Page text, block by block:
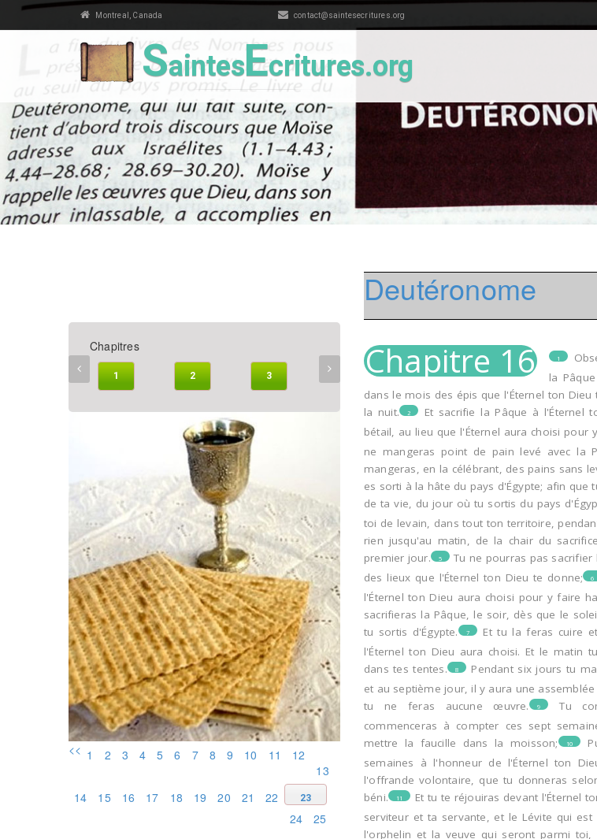
Montreal, Canada contact@saintesecritures.org
SaintesEcritures.org
Chapitres
1 2 3 5 6 7
<< 1 2 3 4 5 6 7 8 9 10 11
12
13
14
15 16 17 18 19 20 21 22 23
24
25
Deutéronome
Chapitre 16 1
la
dans le mois des épis que l'Éternel ton
la nuit.
2
Et sacrifie la Pâque à l'Éternel
bétail, au lieu que l'Éternel aura choisi pour
ne mangeras point de pain levé avec la
mangeras, en la célébrant, des pains sans
es sorti à la hâte du pays d'Égypte; afin que
de ta vie, du jour où tu sortis du pays
toi de levain, dans tout ton territoire,
rien jusqu'au matin, de la chair du
premier jour.
5
Tu ne pourras pas
des lieux que l'Éternel ton Dieu te donne;
6
l'Éternel ton Dieu aura choisi pour y faire
sacrifieras la Pâque, le soir, dès que le
tu sortis d'Égypte.
7
Et tu la feras cuire
l'Éternel ton Dieu aura choisi. Et le matin
dans tes tentes.
8
Pendant six jours tu
et au septième jour, il y aura une
tu ne feras aucune œuvre.
9
Tu
commenceras à compter ces sept
mettre la faucille dans la moisson;
10
semaines à l'honneur de l'Éternel ton
l'offrande volontaire, que tu donneras
béni.
11
Et tu te réjouiras devant l'Éternel
serviteur et ta servante, et le Lévite qui
l'orphelin et la veuve qui seront parmi toi,